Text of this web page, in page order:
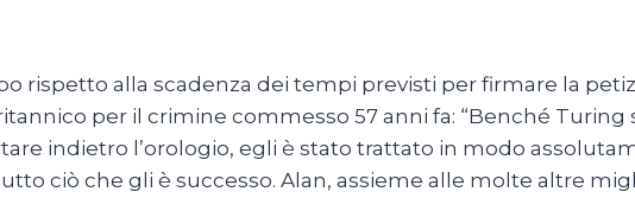
rispetto alla scadenza dei tempi previsti per firmare la
per il crimine commesso 57 anni fa: “Benché
indietro l’orologio, egli è stato trattato in modo
ciò che gli è successo. Alan, assieme alle molte altre